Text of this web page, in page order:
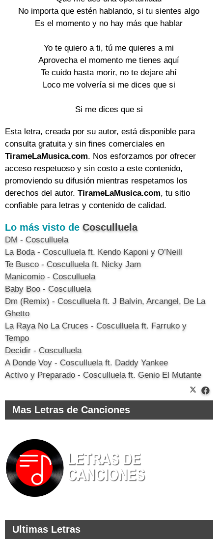
No importa que estén hablando, si tu sientes algo
Es el momento y no hay más que hablar
Yo te quiero a ti, tú me quieres a mi
Aprovecha el momento me tienes aquí
Te cuido hasta morir, no te dejare ahí
Loco me volvería si me dices que si
Si me dices que si
Esta letra, creada por su autor, está disponible para
consulta gratuita y sin fines comerciales en
TirameLaMusica.com. Nos esforzamos por ofrecer
acceso respetuoso y sin costo a este contenido,
promoviendo su difusión mientras respetamos los
derechos del autor. TirameLaMusica.com, tu sitio
confiable para letras y contenido de calidad.
Lo más visto de Cosculluela
DM - Cosculluela
La Boda - Cosculluela ft. Kendo Kaponi y O’Neill
Te Busco - Cosculluela ft. Nicky Jam
Manicomio - Cosculluela
Baby Boo - Cosculluela
Dm (Remix) - Cosculluela ft. J Balvin, Arcangel, De La
Ghetto
La Raya No La Cruces - Cosculluela ft. Farruko y
Tempo
Decidir - Cosculluela
A Donde Voy - Cosculluela ft. Daddy Yankee
Activo y Preparado - Cosculluela ft. Genio El Mutante
Mas Letras de Canciones
Ultimas Letras